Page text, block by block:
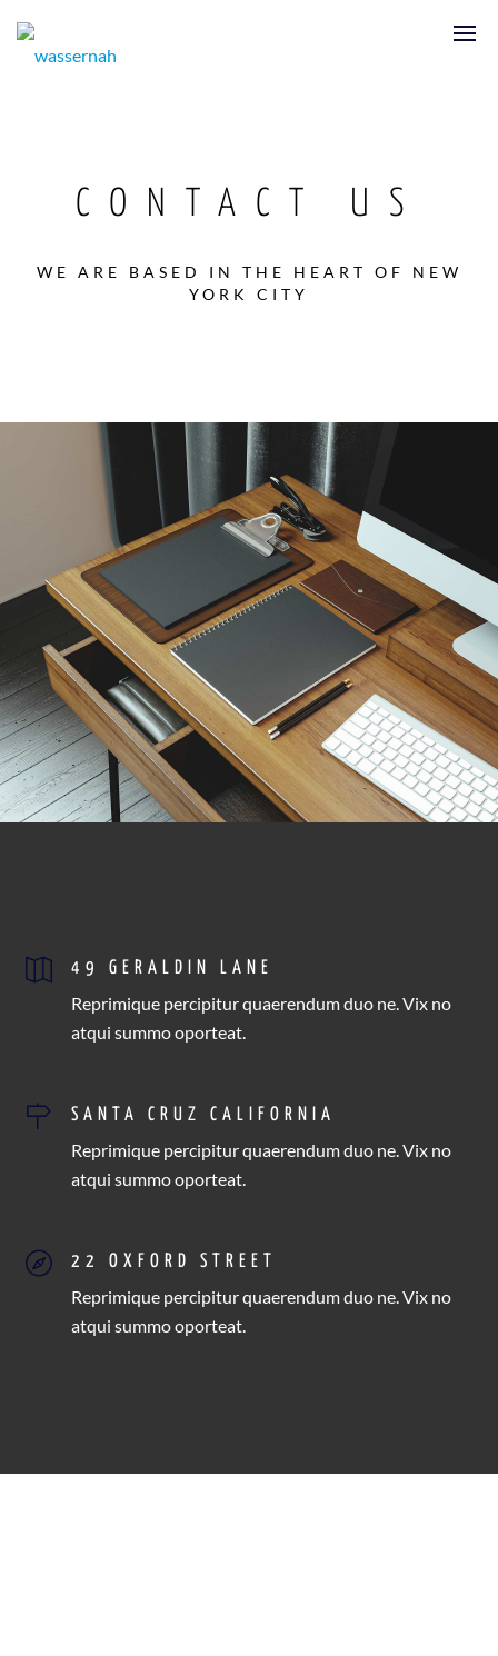
CONTACT US
WE ARE BASED IN THE HEART OF NEW
YORK CITY
49 GERALDIN LANE
Reprimique percipitur quaerendum duo ne. Vix no
atqui summo oporteat.
SANTA CRUZ CALIFORNIA
Reprimique percipitur quaerendum duo ne. Vix no
atqui summo oporteat.
22 OXFORD STREET
Reprimique percipitur quaerendum duo ne. Vix no
atqui summo oporteat.